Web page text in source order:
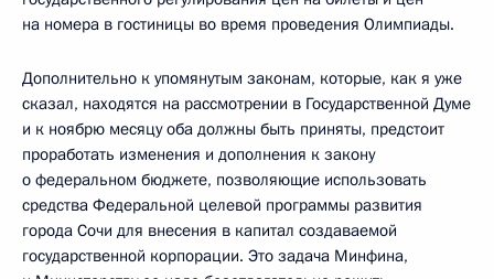
на номера в гостиницы во время проведения Олимпиады.
Дополнительно к упомянутым законам, которые, как я уже
сказал, находятся на рассмотрении в Государственной Думе
и к ноябрю месяцу оба должны быть приняты, предстоит
проработать изменения и дополнения к закону
о федеральном бюджете, позволяющие использовать
средства Федеральной целевой программы развития
города Сочи для внесения в капитал создаваемой
государственной корпорации. Это задача Минфина,